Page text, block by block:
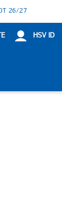
26/27
HSV ID